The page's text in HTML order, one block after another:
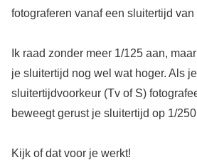
fotograferen vanaf een sluitertijd
Ik raad zonder meer 1/125 aan,
je sluitertijd nog wel wat hoger. Als
sluitertijdvoorkeur (Tv of S)
beweegt gerust je sluitertijd op 1/
Kijk of dat voor je werkt!